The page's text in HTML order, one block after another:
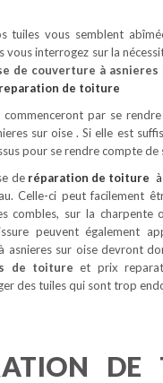
tuiles vous semblent
vous interrogez sur la
de couverture à asnieres
de toiture
commenceront par se
sur oise . Si elle est
pour se rendre compte de
deréparation de toiture
Celle-ci peut facilement
combles, sur la charpente
peuvent également
asnieres sur oise devront
de toiture et prix
des tuiles qui sont trop
DE